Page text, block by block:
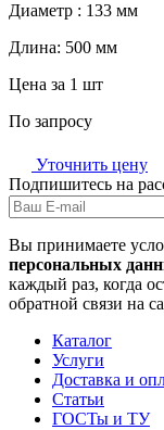
Диаметр : 133 мм
Длина: 500 мм
Цена за 1 шт
По запросу
Уточнить цену
Подпишитесь на
Вы принимаете
персональных
каждый раз, когда
обратной связи на
Каталог
Услуги
Доставка и
Статьи
ГОСТы и ТУ